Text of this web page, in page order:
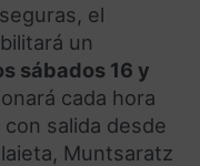
el
un
sábados 16 y
cada hora
con salida desde
Muntsaratz